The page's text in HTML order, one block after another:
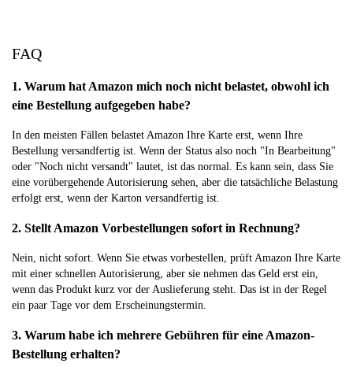
FAQ
1. Warum hat Amazon mich noch nicht belastet, obwohl ich
eine Bestellung aufgegeben habe?
In den meisten Fällen belastet Amazon Ihre Karte erst, wenn Ihre
Bestellung versandfertig ist. Wenn der Status also noch "In Bearbeitung"
oder "Noch nicht versandt" lautet, ist das normal. Es kann sein, dass Sie
eine vorübergehende Autorisierung sehen, aber die tatsächliche Belastung
erfolgt erst, wenn der Karton versandfertig ist.
2. Stellt Amazon Vorbestellungen sofort in Rechnung?
Nein, nicht sofort. Wenn Sie etwas vorbestellen, prüft Amazon Ihre Karte
mit einer schnellen Autorisierung, aber sie nehmen das Geld erst ein,
wenn das Produkt kurz vor der Auslieferung steht. Das ist in der Regel
ein paar Tage vor dem Erscheinungstermin.
3. Warum habe ich mehrere Gebühren für eine Amazon-
Bestellung erhalten?